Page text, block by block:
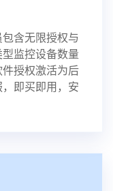
含无限授权与
监控设备数量
授权激活为后
即买即用，安